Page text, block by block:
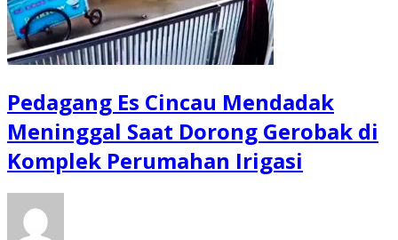
Pedagang Es Cincau Mendadak
Meninggal Saat Dorong Gerobak di
Komplek Perumahan Irigasi